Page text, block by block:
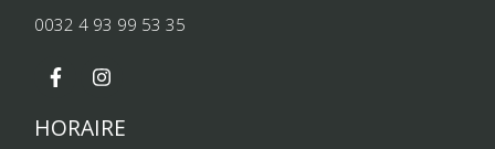
0032 4 93 99 53 35
HORAIRE